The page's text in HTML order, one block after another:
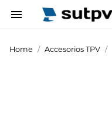

Home Accesorios TPV